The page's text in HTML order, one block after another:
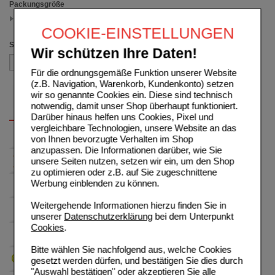
COOKIE-EINSTELLUNGEN
Wir schützen Ihre Daten!
Für die ordnungsgemäße Funktion unserer Website
(z.B. Navigation, Warenkorb, Kundenkonto) setzen
wir so genannte Cookies ein. Diese sind technisch
notwendig, damit unser Shop überhaupt funktioniert.
Darüber hinaus helfen uns Cookies, Pixel und
vergleichbare Technologien, unsere Website an das
von Ihnen bevorzugte Verhalten im Shop
anzupassen. Die Informationen darüber, wie Sie
unsere Seiten nutzen, setzen wir ein, um den Shop
zu optimieren oder z.B. auf Sie zugeschnittene
Werbung einblenden zu können.
Weitergehende Informationen hierzu finden Sie in
unserer Datenschutzerklärungbei dem Unterpunkt
Cookies.
Bitte wählen Sie nachfolgend aus, welche Cookies
gesetzt werden dürfen, und bestätigen Sie dies durch
"Auswahl bestätigen" oder akzeptieren Sie alle
Packungsgröße
Sortieren nach